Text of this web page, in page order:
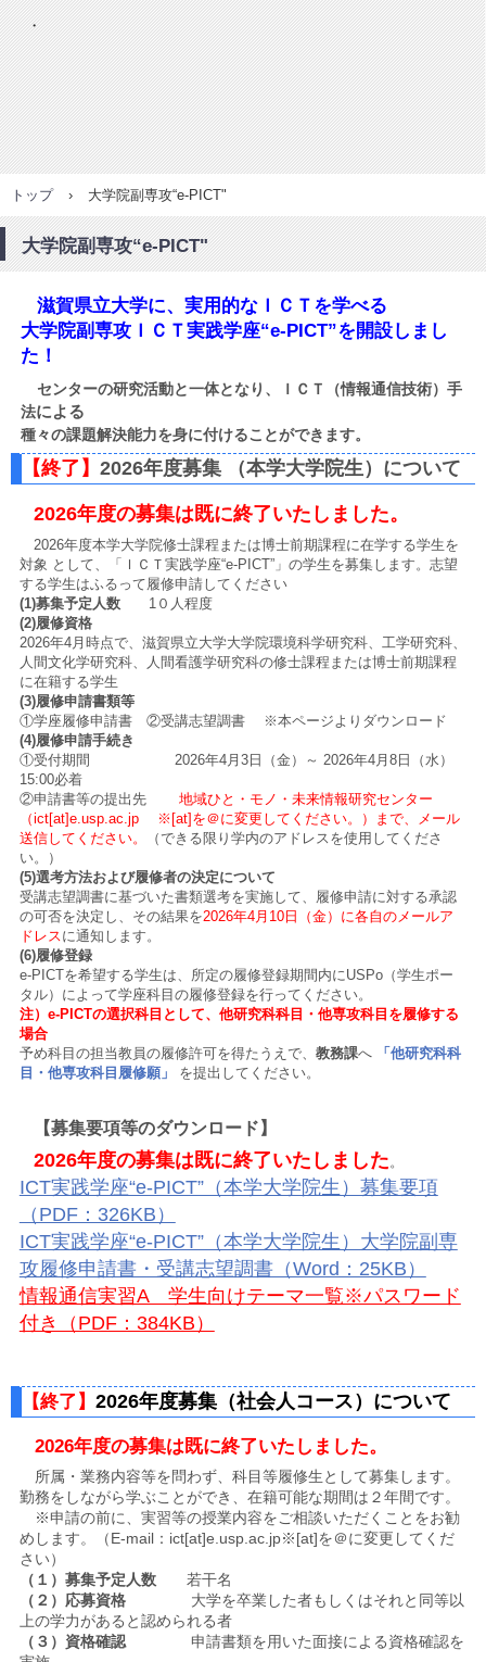
・
トップ › 大学院副専攻“e-PICT"
大学院副専攻“e-PICT"
滋賀県立大学に、実用的なＩＣＴを学べる
大学院副専攻 ＩＣＴ実践学座“e-PICT”を開設しまし
た！
センターの研究活動と一体となり、ＩＣＴ（情報通信技術）手
法による
種々の課題解決能力を身に付けることができます。
【終了】 2026年度募集 （本学大学院生）について
2026年度の募集は既に終了いたしました。
2026年度本学大学院修士課程または博士前期課程に在学する学生を
対象 として、「ＩＣＴ実践学座“e-PICT”」の学生を募集します。志望
する学生はふるって履修申請してください
(1)募集予定人数1０人程度
(2)履修資格
2026年4月時点で、滋賀県立大学大学院環境科学研究科、工学研究科、
人間文化学研究科、人間看護学研究科の修士課程または博士前期課程
に在籍する学生
(3)履修申請書類等
①学座履修申請書 ②受講志望調書 ※本ページよりダウンロード
(4)履修申請手続き
①受付期間 2026年4月3日（金）～ 2026年4月8日（水）
15:00必着
②申請書等の提出先 地域ひと・モノ・未来情報研究センター
（ict[at]e.usp.ac.jp ※[at]を＠に変更してください。）まで、メール
送信してください。
（できる限り学内のアドレスを使用してくださ
い。）
(5)選考方法および履修者の決定について
受講志望調書に基づいた書類選考を実施して、履修申請に対する承認
の可否を決定し、その結果を2026年4月10日（金）に各自のメールア
ドレス に通知します。
(6)履修登録
e-PICTを希望する学生は、所定の履修登録期間内にUSPo（学生ポー
タル）によって学座科目の履修登録を行ってください。
注）e-PICTの選択科目として、他研究科科目・他専攻科目を履修する
場合
予め科目の担当教員の履修許可を得たうえで、 教務課へ
「他研究科科
目・他専攻科目履修願」
を提出してください。
【募集要項等のダウンロード】
2026年度の募集は既に終了いたしました。
ICT実践学座“e-PICT”（本学大学院生）募集要項
（PDF：326KB）
ICT実践学座“e-PICT”（本学大学院生）大学院副専
攻履修申請書・受講志望調書（Word：25KB）
情報通信実習A 学生向けテーマ一覧※パスワード
付き（PDF：384KB）
【終了】 2026年度募集（社会人コース）について
2026年度の募集は既に終了いたしました。
所属・業務内容等を問わず、科目等履修生として募集します。
勤務をしながら学ぶことができ、在籍可能な期間は２年間です。
※申請の前に、実習等の授業内容をご相談いただくことをお勧
めします。（E-mail：ict[at]e.usp.ac.jp※[at]を＠に変更してくだ
さい）
（１）募集予定人数 若干名
（２）応募資格
大学を卒業した者もしくはそれと同等以
上の学力があると認められる者
（３）資格確認
申請書類を用いた面接による資格確認を